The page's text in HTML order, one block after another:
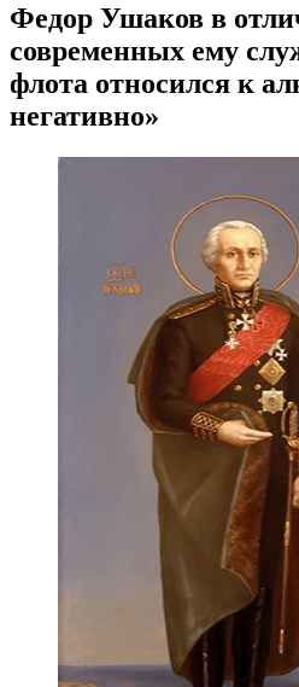
Федор Ушаков в
современных ему
флота относился к
негативно»